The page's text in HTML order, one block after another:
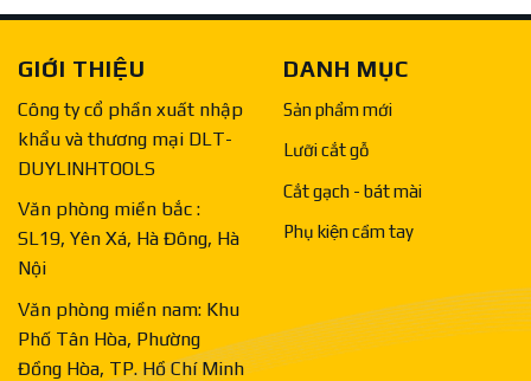
GIỚI THIỆU
Công ty cổ phần xuất nhập
khẩu và thương mại DLT-
DUYLINHTOOLS
Văn phòng miền bắc :
SL19, Yên Xá, Hà Đông, Hà
Nội
Văn phòng miền nam: Khu
Phố Tân Hòa, Phường
Đồng Hòa, TP. Hồ Chí Minh
DANH MỤC
Sản phẩm mới
Lưỡi cắt gỗ
Cắt gạch - bát mài
Phụ kiện cầm tay